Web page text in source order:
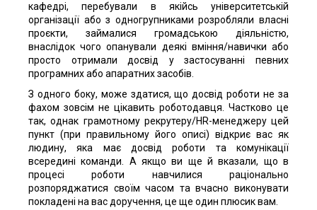
кафедрі, перебували в якійсь університетській
організації або з одногрупниками розробляли власні
проєкти, займалися громадською діяльністю,
внаслідок чого опанували деякі вміння/навички або
просто отримали досвід у застосуванні певних
програмних або апаратних засобів.
З одного боку, може здатися, що досвід роботи не за
фахом зовсім не цікавить роботодавця. Частково це
так, однак грамотному рекрутеру/HR-менеджеру цей
пункт (при правильному його описі) відкриє вас як
людину, яка має досвід роботи та комунікації
всередині команди. А якщо ви ще й вказали, що в
процесі роботи навчилися раціонально
розпоряджатися своїм часом та вчасно виконувати
покладені на вас доручення, це ще один плюсик вам.